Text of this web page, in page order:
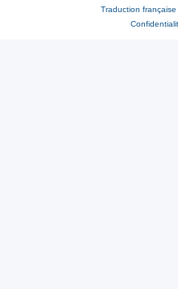
Traduction française